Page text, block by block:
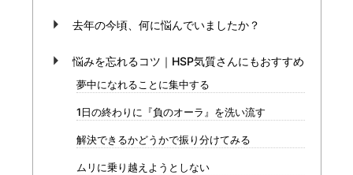
去年の今頃、何に悩んでいましたか？
悩みを忘れるコツ｜HSP気質さんにもおすすめ
夢中になれることに集中する
1日の終わりに『負のオーラ』を洗い流す
解決できるかどうかで振り分けてみる
ムリに乗り越えようとしない